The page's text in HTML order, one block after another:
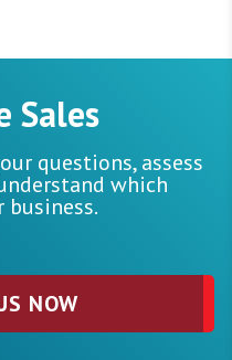
Sales
questions, assess
which
NOW